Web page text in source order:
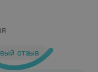
отзыв